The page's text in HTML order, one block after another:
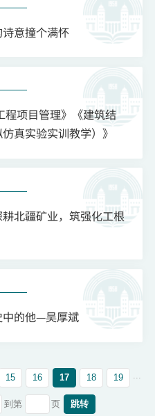
意撞个满怀
程项目管理》《建筑结
真实验实训教学）》
北疆矿业，筑强化工根
中的他—吴厚斌
15 16 17 18 19
到第 页 跳转